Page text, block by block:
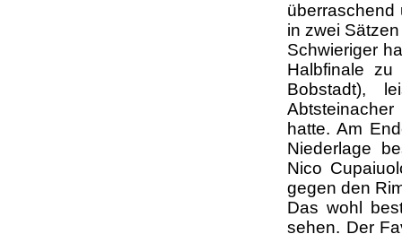
überraschend
in zwei
Schwieriger
Halbfinale zu
Bobstadt),
hatte. Am
Niederlage
Nico
gegen den
Das wohl
sehen. Der